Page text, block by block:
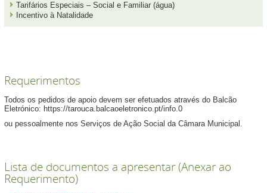
Tarifários Especiais – Social e Familiar (água)
Incentivo à Natalidade
Requerimentos
Todos os pedidos de apoio devem ser efetuados através do Balcão
Eletrónico: https://tarouca.balcaoeletronico.pt/info.0
ou pessoalmente nos Serviços de Ação Social da Câmara Municipal.
Lista de documentos a apresentar (Anexar ao
Requerimento)